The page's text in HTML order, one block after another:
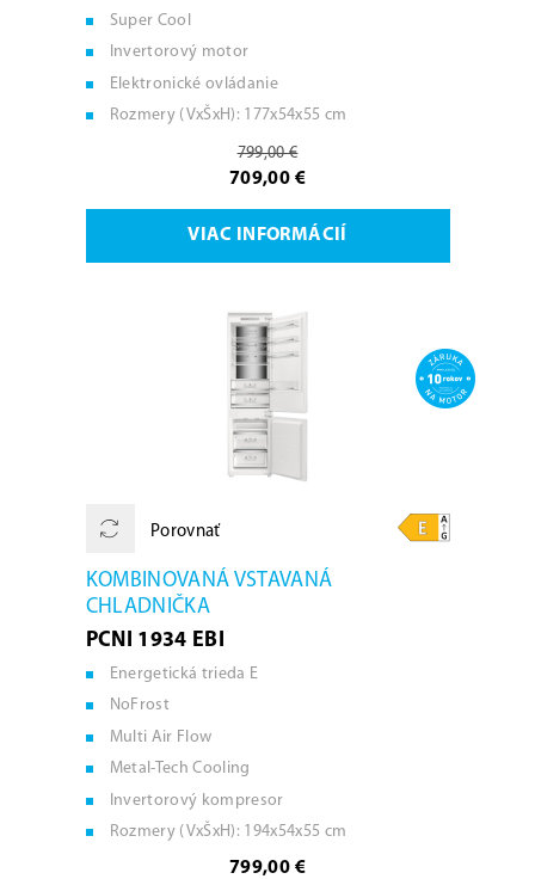
Super Cool
Invertorový motor
Elektronické ovládanie
Rozmery (VxŠxH): 177x54x55 cm
799,00 €
709,00 €
VIAC INFORMÁCIÍ
Porovnať
KOMBINOVANÁ VSTAVANÁ
CHLADNIČKA
PCNI 1934 EBI
Energetická trieda E
NoFrost
Multi Air Flow
Metal-Tech Cooling
Invertorový kompresor
Rozmery (VxŠxH): 194x54x55 cm
799,00 €